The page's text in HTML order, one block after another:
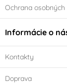
Ochrana
Informácie o
Kontakty
Doprava